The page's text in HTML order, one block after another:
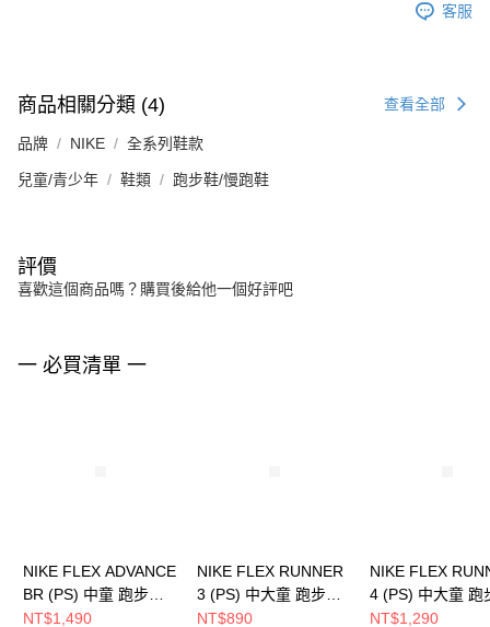
客服
商品相關分類 (4) 查看全部
品牌 NIKE 全系列鞋款
兒童/青少年 鞋類 跑步鞋/慢跑鞋
評價
喜歡這個商品嗎？購買後給他一個好評吧
一 必買清單 一
NIKE FLEX ADVANCE
BR (PS) 中童 跑步鞋
DC9370003
NT$1,490
NIKE FLEX RUNNER
3 (PS) 中大童 跑步鞋
FN1449005
NT$890
NIKE FLEX
4 (PS) 中大童 跑
IQ1142161
NT$1,290